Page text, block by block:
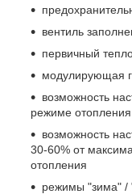
вентиль
первичный
модулирующая
возможность
режиме
возможность
30-60% от
отопления
режимы "зима" /